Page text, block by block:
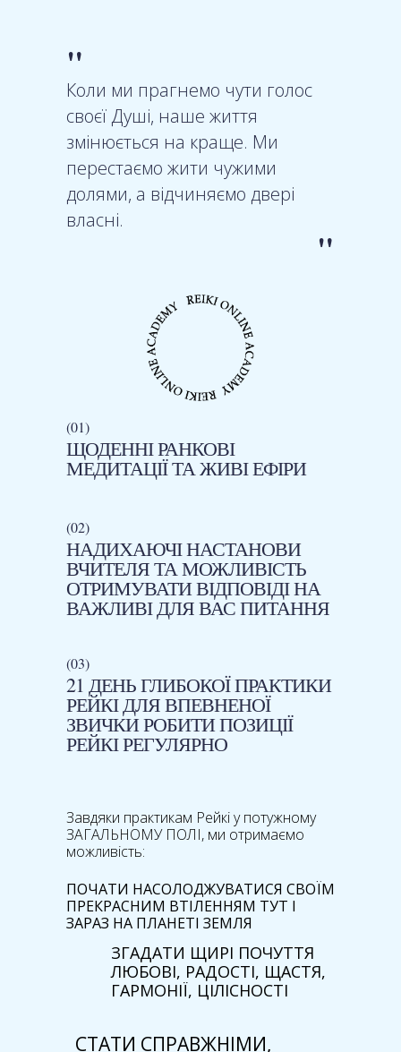
"
"
Коли ми прагнемо чути голос
своєї Душі, наше життя
змінюється на краще. Ми
перестаємо жити чужими
долями, а відчиняємо двері
власні.
ЩОДЕННІ РАНКОВІ
МЕДИТАЦІЇ ТА ЖИВІ ЕФІРИ
(01)
НАДИХАЮЧІ НАСТАНОВИ
ВЧИТЕЛЯ ТА МОЖЛИВІСТЬ
ОТРИМУВАТИ ВІДПОВІДІ НА
ВАЖЛИВІ ДЛЯ ВАС ПИТАННЯ
(02)
21 ДЕНЬ ГЛИБОКОЇ ПРАКТИКИ
РЕЙКІ ДЛЯ ВПЕВНЕНОЇ
ЗВИЧКИ РОБИТИ ПОЗИЦІЇ
РЕЙКІ РЕГУЛЯРНО
(03)
Завдяки практикам Рейкі у потужному
ЗАГАЛЬНОМУ ПОЛІ, ми отримаємо
можливість:
СТАТИ СПРАВЖНІМИ,
ЗГАДАТИ ЩИРІ ПОЧУТТЯ
ЛЮБОВІ, РАДОСТІ, ЩАСТЯ,
ГАРМОНІЇ, ЦІЛІСНОСТІ
ПОЧАТИ НАСОЛОДЖУВАТИСЯ СВОЇМ
ПРЕКРАСНИМ ВТІЛЕННЯМ ТУТ І
ЗАРАЗ НА ПЛАНЕТІ ЗЕМЛЯ